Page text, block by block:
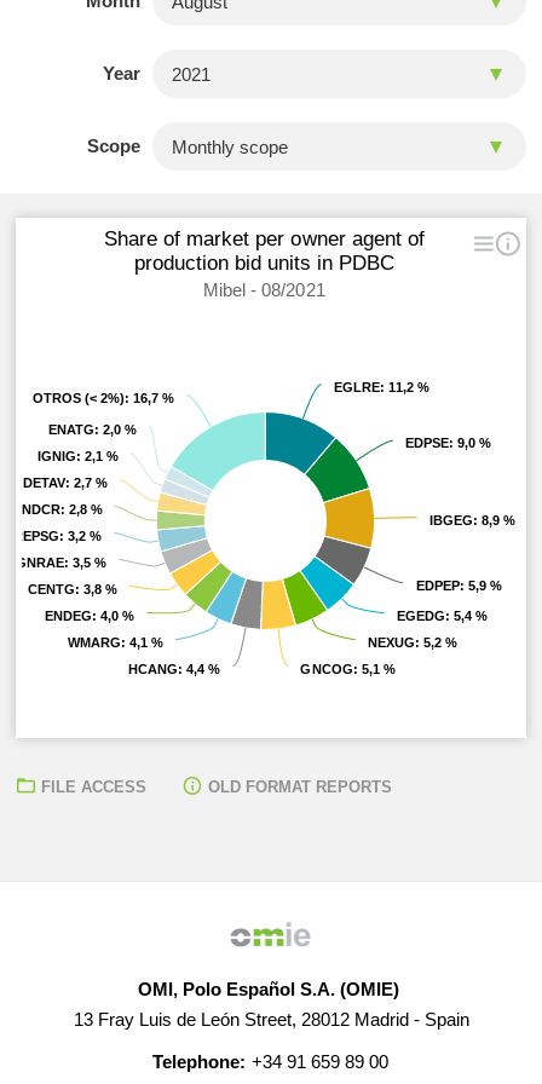
Year
Scope
Share of market per owner agent of
production bid units in PDBC
Mibel - 08/2021
EGLRE: 11,2 %
EGLRE: 11,2 %
EDPSE: 9,0 %
EDPSE: 9,0 %
IBGEG: 8,9 %
IBGEG: 8,9 %
EDPEP: 5,9 %
EDPEP: 5,9 %
EGEDG: 5,4 %
EGEDG: 5,4 %
NEXUG: 5,2 %
NEXUG: 5,2 %
GNCOG: 5,1 %
GNCOG: 5,1 %
HCANG: 4,4 %
HCANG: 4,4 %
WMARG: 4,1 %
WMARG: 4,1 %
ENDEG: 4,0 %
ENDEG: 4,0 %
CENTG: 3,8 %
CENTG: 3,8 %
GNRAE: 3,5 %
GNRAE: 3,5 %
REPSG: 3,2 %
REPSG: 3,2 %
ENDCR: 2,8 %
ENDCR: 2,8 %
DETAV: 2,7 %
DETAV: 2,7 %
IGNIG: 2,1 %
IGNIG: 2,1 %
ENATG: 2,0 %
ENATG: 2,0 %
OTROS (< 2%): 16,7 %
OTROS (< 2%): 16,7 %
FILE ACCESS OLD FORMAT REPORTS
OMI, Polo Español S.A. (OMIE)
13 Fray Luis de León Street, 28012 Madrid - Spain
Telephone: +34 91 659 89 00